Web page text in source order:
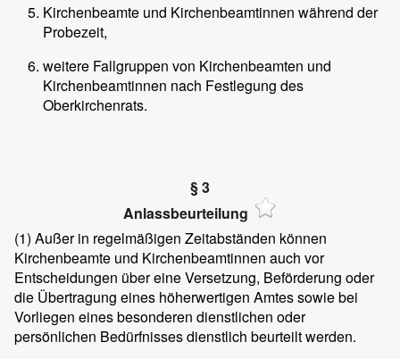
Kirchenbeamte und Kirchenbeamtinnen während der
Probezeit,
weitere Fallgruppen von Kirchenbeamten und
Kirchenbeamtinnen nach Festlegung des
Oberkirchenrats.
§ 3
Anlassbeurteilung
(1) Außer in regelmäßigen Zeitabständen können
Kirchenbeamte und Kirchenbeamtinnen auch vor
Entscheidungen über eine Versetzung, Beförderung oder
die Übertragung eines höherwertigen Amtes sowie bei
Vorliegen eines besonderen dienstlichen oder
persönlichen Bedürfnisses dienstlich beurteilt werden.